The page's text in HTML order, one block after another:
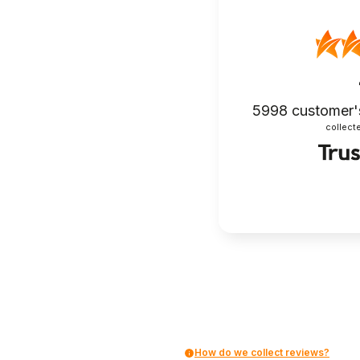
5998
How do we collect reviews?